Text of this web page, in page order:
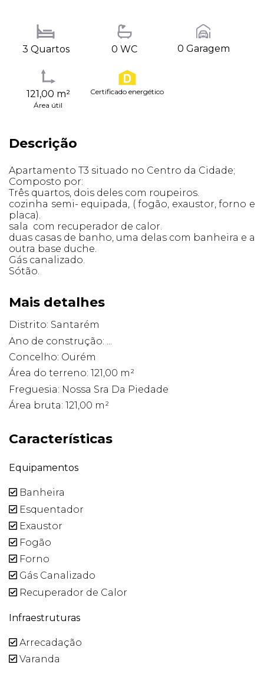
3 Quartos 0 WC 0 Garagem
121,00 m²
Área útil
Certificado energético
Descrição
Apartamento T3 situado no Centro da Cidade;
Composto por:
Três quartos, dois deles com roupeiros.
cozinha semi- equipada, ( fogão, exaustor, forno e
placa).
sala com recuperador de calor.
duas casas de banho, uma delas com banheira e a
outra base duche.
Gás canalizado.
Sótão.
Mais detalhes
Distrito: Santarém
Ano de construção: ...
Concelho: Ourém
Área do terreno: 121,00 m²
Freguesia: Nossa Sra Da Piedade
Área bruta: 121,00 m²
Características
Equipamentos
Banheira
Esquentador
Exaustor
Fogão
Forno
Gás Canalizado
Recuperador de Calor
Infraestruturas
Arrecadação
Varanda